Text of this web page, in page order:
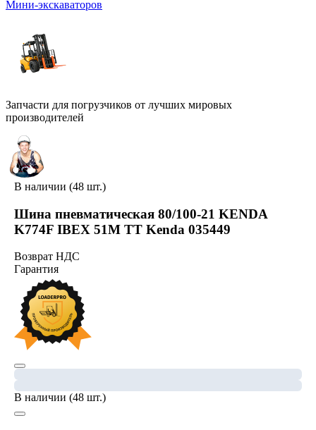
Мини-экскаваторов
Запчасти для погрузчиков от лучших мировых
производителей
В наличии (48 шт.)
Шина пневматическая 80/100-21 KENDA
K774F IBEX 51M TT Kenda 035449
Возврат НДС
Гарантия
В наличии (48 шт.)